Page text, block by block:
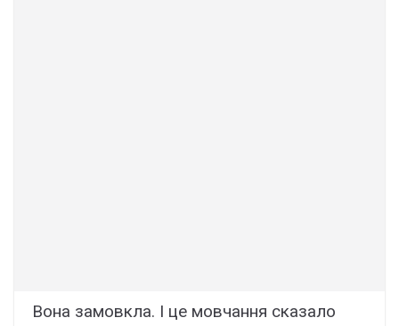
Вона замовкла. І це мовчання сказало